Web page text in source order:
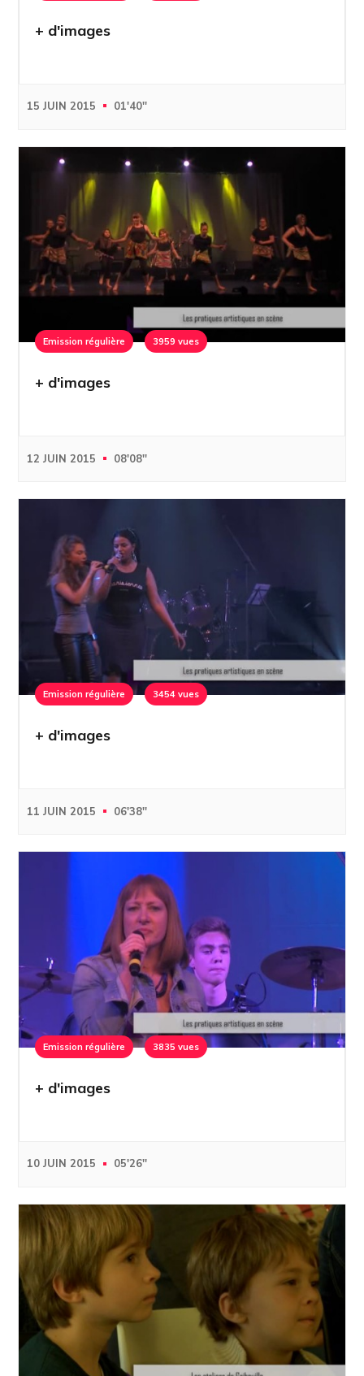
+ d'images
15 JUIN 2015 01'40''
Emission régulière 3959 vues
+ d'images
12 JUIN 2015 08'08''
Emission régulière 3454 vues
+ d'images
11 JUIN 2015 06'38''
Emission régulière 3835 vues
+ d'images
10 JUIN 2015 05'26''